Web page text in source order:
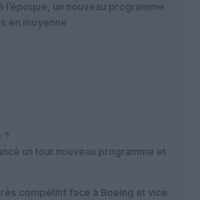
l’époque, un nouveau programme
en moyenne
?
un tout nouveau programme et
compétitif face à Boeing et vice